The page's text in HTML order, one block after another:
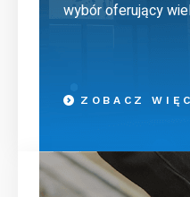
wybór oferujący
ZOBACZ